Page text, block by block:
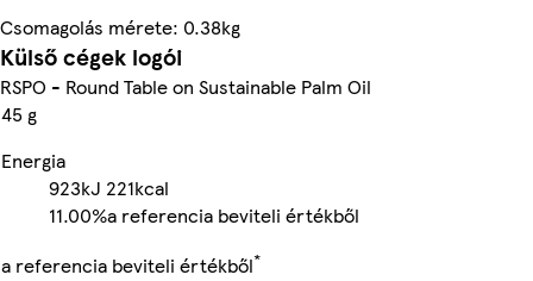
Csomagolás mérete: 0.38kg
Külső cégek logói
RSPO - Round Table on Sustainable Palm Oil
45 g
Energia
923kJ 221kcal
11.00%a referencia beviteli értékből
a referencia beviteli értékből*